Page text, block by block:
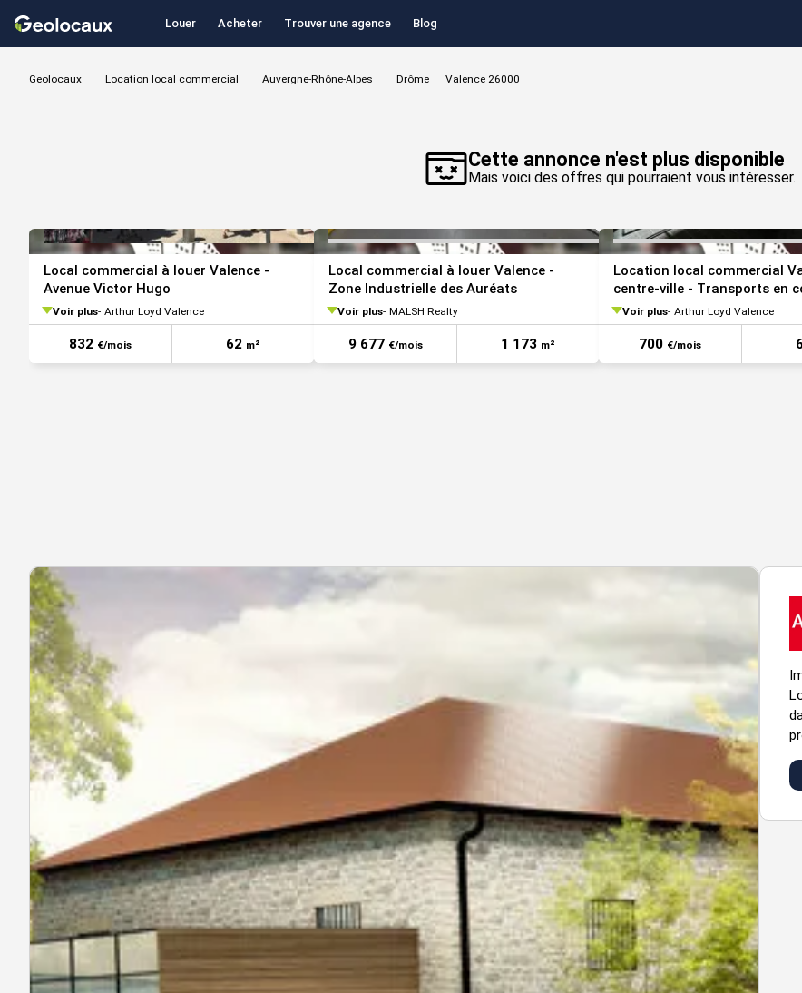
Louer Acheter Trouver une agence Blog
Geolocaux Location local commercial Auvergne-Rhône-Alpes Drôme Valence 26000
Cette annonce n'est plus disponible
Mais voici des offres qui pourraient vous intéresser.
Local commercial à louer Valence -
Avenue Victor Hugo
Voir plus Arthur Loyd Valence
832 €/mois 62 m²
Local commercial à louer Valence -
Zone Industrielle des Auréats
Voir plus MALSH Realty
9 677 €/mois 1 173 m²
Location local commercial
centre-ville - Transports en
Voir plus Arthur Loyd Valence
700 €/mois